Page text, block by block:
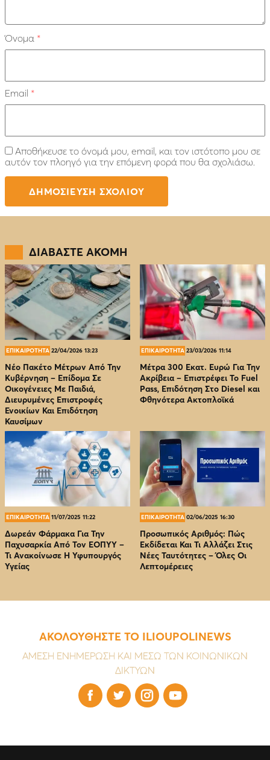
Όνομα *
Email *
Αποθήκευσε το όνομά μου, email, και τον ιστότοπο μου σε
αυτόν τον πλοηγό για την επόμενη φορά που θα σχολιάσω.
ΔΙΑΒΑΣΤΕ ΑΚΟΜΗ
ΕΠΙΚΑΙΡΟΤΗΤΑ 22/04/2026 13:23
Νέο Πακέτο Μέτρων Από Την
Κυβέρνηση – Επίδομα Σε
Οικογένειες Με Παιδιά,
Διευρυμένες Επιστροφές
Ενοικίων Και Επιδότηση
Καυσίμων
ΕΠΙΚΑΙΡΟΤΗΤΑ 23/03/2026 11:14
Μέτρα 300 Εκατ. Ευρώ Για Την
Ακρίβεια – Επιστρέφει Το Fuel
Pass, Επιδότηση Στο Diesel και
Φθηνότερα Ακτοπλοϊκά
ΕΠΙΚΑΙΡΟΤΗΤΑ 11/07/2025 11:22
Δωρεάν Φάρμακα Για Την
Παχυσαρκία Από Τον EOΠΥΥ –
Τι Ανακοίνωσε Η Υφυπουργός
Υγείας
ΕΠΙΚΑΙΡΟΤΗΤΑ 02/06/2025 16:30
Προσωπικός Αριθμός: Πώς
Εκδίδεται Και Τι Αλλάζει Στις
Νέες Ταυτότητες – Όλες Οι
Λεπτομέρειες
ΑΚΟΛΟΥΘΗΣΤΕ ΤΟ ILIOUPOLINEWS
ΑΜΕΣΗ ΕΝΗΜΕΡΩΣΗ ΚΑΙ ΜΕΣΩ ΤΩΝ ΚΟΙΝΩΝΙΚΩΝ
ΔΙΚΤΥΩΝ
   